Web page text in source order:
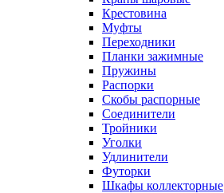
Крестовина
Муфты
Переходники
Планки зажимные
Пружины
Распорки
Скобы распорные
Соединители
Тройники
Уголки
Удлинители
Футорки
Шкафы коллекторные